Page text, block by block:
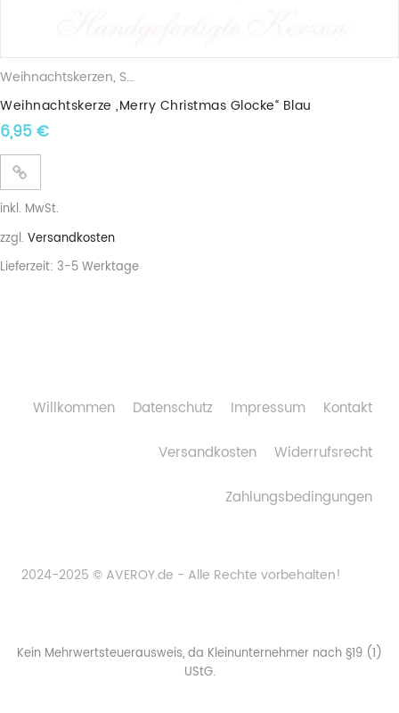
Weihnachtskerzen, Sojawachskerzen
Weihnachtskerze „Merry Christmas Glocke“ Blau
6,95€
inkl. MwSt.
zzgl. Versandkosten
Lieferzeit: 3-5 Werktage
Willkommen Datenschutz Impressum
Kontakt
Versandkosten
Widerrufsrecht
Zahlungsbedingungen
2024-2025 © AVEROY.de - Alle Rechte vorbehalten!
Kein Mehrwertsteuerausweis, da Kleinunternehmer nach §19 (1)
UStG.